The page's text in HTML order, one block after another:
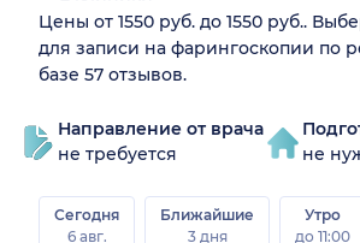
Цены от 1550 руб. до 1550 руб..
для записи на фарингоскопии по
базе 57 отзывов.
Направление от врача
не требуется
не
Сегодня
6 авг.
Ближайшие
3 дня
Утро
до 11:00